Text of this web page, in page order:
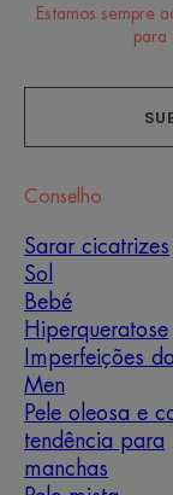
Estamos sempre
para
Conselho
Sarar cicatrizes
Sol
Bebé
Hiperqueratose
Imperfeições
Men
Pele oleosa e
tendência para
manchas